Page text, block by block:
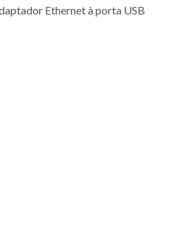
Ethernet à porta USB